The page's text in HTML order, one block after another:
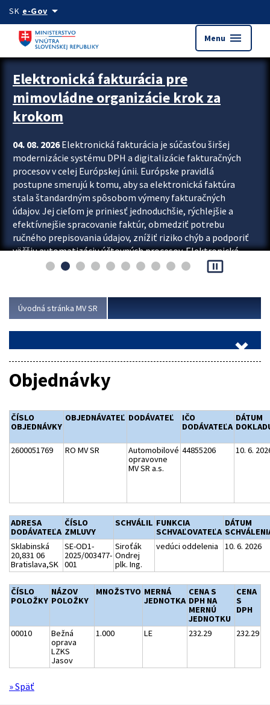
Preskocit na hlavný obsah
SK e-Govarrow_drop_down
Menu menu
Zastavit automatický posun upútavok
Elektronická fakturácia pre
mimovládne organizácie krok za
krokom
04. 08. 2026Elektronická fakturácia je súčasťou širšej
modernizácie systému DPH a digitalizácie fakturačných
procesov v celej Európskej únii. Európske pravidlá
postupne smerujú k tomu, aby sa elektronická faktúra
stala štandardným spôsobom výmeny fakturačných
údajov. Jej cieľom je priniesť jednoduchšie, rýchlejšie a
efektívnejšie spracovanie faktúr, obmedziť potrebu
ručného prepisovania údajov, znížiť riziko chýb a podporiť
väčšiu automatizáciu účtovných procesov. Elektronická
fakturácia preto nepredstavuje...
pause_presentation
Úvodná stránka MV SR
Objednávky
ČÍSLO
OBJEDNÁVKY
OBJEDNÁVATEĽ DODÁVATEĽ
IČO
DODÁVATEĽA
DÁTUM
2600051769 RO MV SR
Automobilové
opravovne
MV SR a.s.
44855206 10. 6.
ADRESA
DODÁVATEĽA
ČÍSLO
ZMLUVY
SCHVÁLIL FUNKCIA
SCHVAĽOVATEĽA
DÁTUM
Sklabinská
20,831 06
Bratislava,SK
SE-OD1-
2025/003477-
001
Siroťák
Ondrej
plk. Ing.
vedúci oddelenia 10. 6. 2026
ČÍSLO
POLOŽKY
NÁZOV
POLOŽKY
MNOŽSTVO MERNÁ
JEDNOTKA
CENA S
DPH NA
MERNÚ
JEDNOTKU
CENA
S
DPH
00010
Bežná
oprava
LZKS
Jasov
1.000 LE 232.29 232.29
» Späť